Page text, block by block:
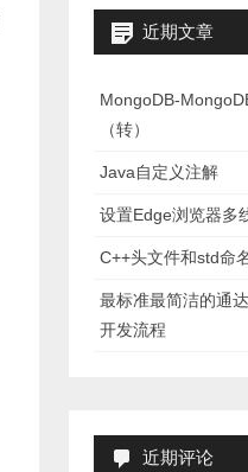
近期文章
MongoDB-
（转）
Java自定义注解
设置Edge浏览器多
C++头文件和std命
最标准最简洁的通
开发流程
近期评论